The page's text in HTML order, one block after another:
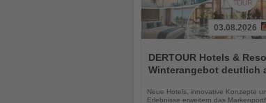
Sie
die
Nachrichten
03.08.2026
DERTOUR Hotels &
Winterangebot deutlich
Neue Hotels, innovative Konzepte
Erlebnisse erweitern das